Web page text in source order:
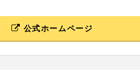
公式ホームページ